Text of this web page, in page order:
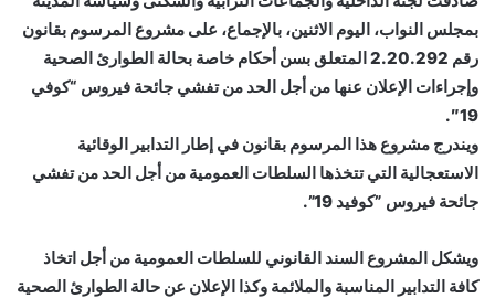
بمجلس النواب، اليوم الاثنين، بالإجماع، على مشروع المرسوم بقانون
رقم 2.20.292 المتعلق بسن أحكام خاصة بحالة الطوارئ الصحية
وإجراءات الإعلان عنها من أجل الحد من تفشي جائحة فيروس “كوفي
19″.
ويندرج مشروع هذا المرسوم بقانون في إطار التدابير الوقائية
الاستعجالية التي تتخذها السلطات العمومية من أجل الحد من تفشي
جائحة فيروس ”كوفيد 19”.
ويشكل المشروع السند القانوني للسلطات العمومية من أجل اتخاذ
كافة التدابير المناسبة والملائمة وكذا الإعلان عن حالة الطوارئ الصحية